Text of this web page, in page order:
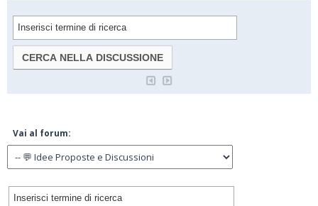
Vai al forum: